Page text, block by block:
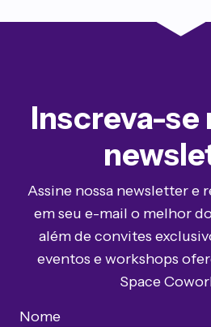
Inscreva-se
Assine nossa newsletter e
em seu e-mail o melhor
além de convites
eventos e workshops
Space
Nome